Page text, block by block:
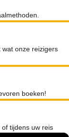
wat onze reizigers
boeken!
tijdens uw reis